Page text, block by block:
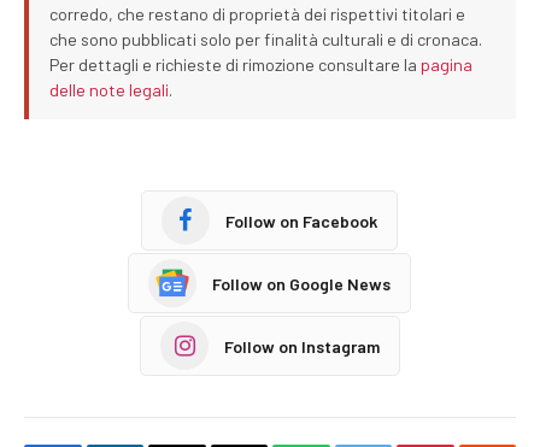
corredo, che restano di proprietà dei rispettivi titolari e
che sono pubblicati solo per finalità culturali e di cronaca.
Per dettagli e richieste di rimozione consultare la pagina
delle note legali.
Follow on Facebook
Follow on Google News
Follow on Instagram